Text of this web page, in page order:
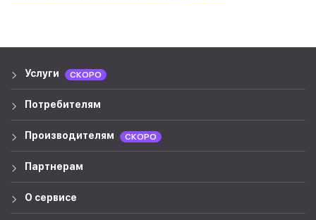
Услуги СКОРО
Потребителям
Производителям СКОРО
Партнерам
О сервисе